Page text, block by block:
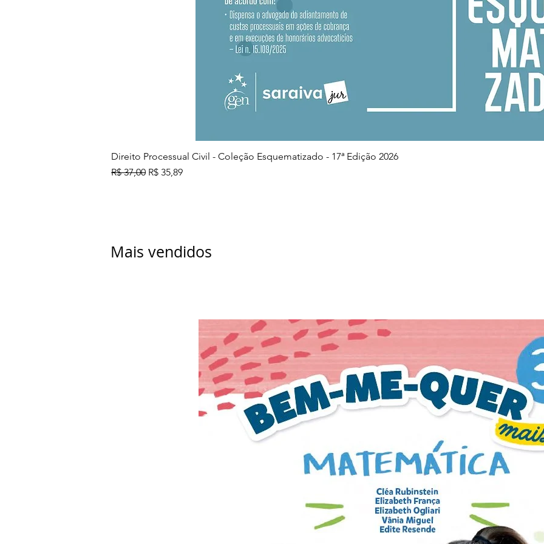
Visualização rápida
Direito Processual Civil - Coleção Esquematizado - 17ª Edição 2026
Preço normal
R$ 37,00 Preço promocional
R$ 35,89
Mais vendidos